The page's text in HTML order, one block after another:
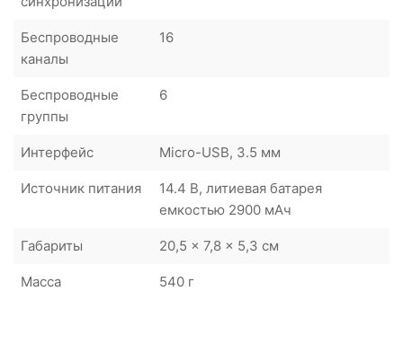
Беспроводные
каналы
16
Беспроводные
группы
6
Интерфейс Micro-USB, 3.5 мм
Источник питания
14.4 В, литиевая батарея
емкостью 2900 мАч
Габариты 20,5 x 7,8 x 5,3 см
Масса 540 г